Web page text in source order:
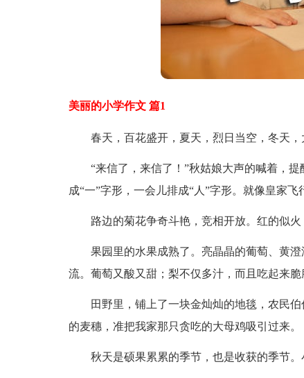
美丽的小学作文 篇1
春天，百花盛开，夏天，烈日当空，冬天，
“来信了，来信了！”秋姑娘大声的喊着，提
成“一”字形，一会儿排成“人”字形。就像皇家飞
路边的菊花争奇斗艳，竞相开放。红的似火
果园里的水果成熟了。亮晶晶的葡萄、黄澄
流。葡萄又酸又甜；梨不仅多汁，而且吃起来
田野里，铺上了一块金灿灿的地毯，农民伯
的麦穗，准把我家那只贪吃的大母鸡吸引过来。
秋天是硕果累累的季节，也是收获的季节。